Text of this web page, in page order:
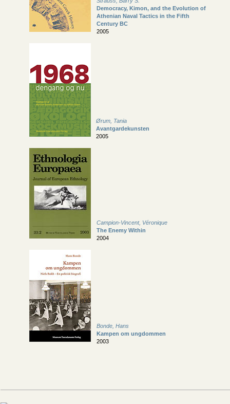
Democracy, Kimon, and the Evolution of
Athenian Naval Tactics in the Fifth
Century BC
2005
Ørum, Tania
Avantgardekunsten
2005
Campion-Vincent, Véronique
The Enemy Within
2004
Bonde, Hans
Kampen om ungdommen
2003